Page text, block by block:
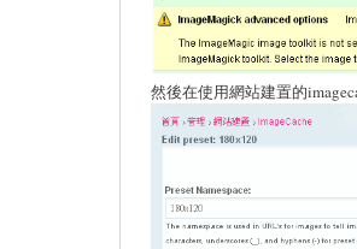
然後在使用網站建置的